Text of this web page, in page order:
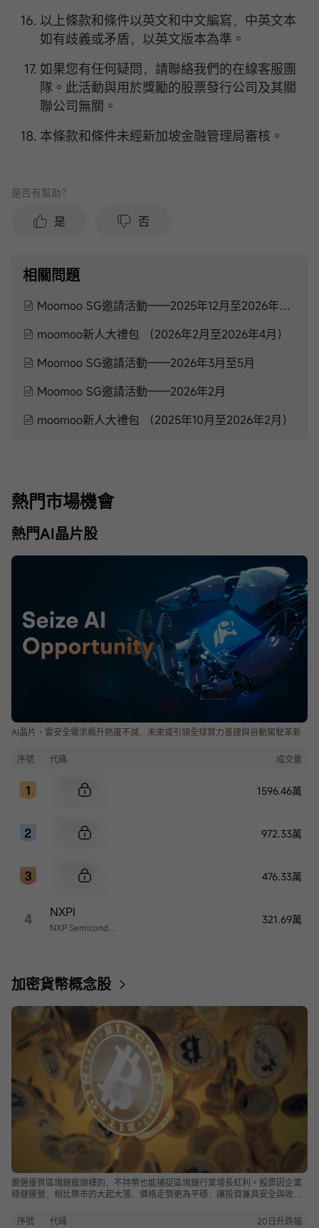
以上條款和條件以英文和中文編寫，中英文本
如有歧義或矛盾，以英文版本為準。
如果您有任何疑問，請聯絡我們的在線客服團
隊。此活動與用於獎勵的股票發行公司及其關
聯公司無關。
本條款和條件未經新加坡金融管理局審核。
是否有幫助？
是 否
相關問題
Moomoo SG邀請活動——2025年12月至2026年2月
moomoo新人大禮包 （2026年2月至2026年4月）
Moomoo SG邀請活動——2026年3月至5月
Moomoo SG邀請活動——2026年2月
moomoo新人大禮包 （2025年10月至2026年2月）
熱門市場機會
熱門AI晶片股
AI晶片、雲安全需求飆升熱度不減，未來或引領全球算力基建與自動駕駛革新
序號 代碼 成交量
1596.46萬
972.33萬
476.33萬
4 NXPI 321.69萬
加密貨幣概念股
嚴選優質區塊鏈龍頭標的，不持幣也能捕捉區塊鏈行業增長紅利。股票因企業
穩健運營，相比幣市的大起大落，價格走勢更為平穩，讓投資兼具安全與收
序號
代碼 20日升跌幅